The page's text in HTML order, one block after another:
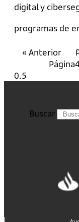
digital y
programas de
« Anterior
Página
Buscar